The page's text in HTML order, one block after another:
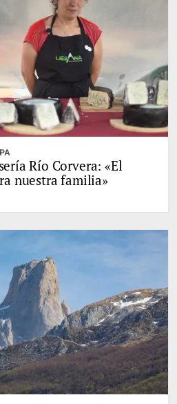
Río Corvera: «El
nuestra familia»